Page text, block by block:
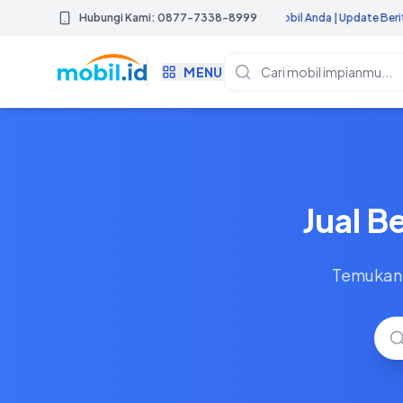
Hubungi Kami: 0877-7338-8999
Mobil.id Untuk Mendapatkan Iklan Promosi Mobil Anda | Update Berita
MENU
Jual